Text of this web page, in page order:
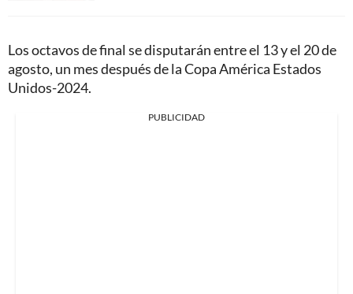
Los octavos de final se disputarán entre el 13 y el 20 de
agosto, un mes después de la Copa América Estados
Unidos-2024.
PUBLICIDAD